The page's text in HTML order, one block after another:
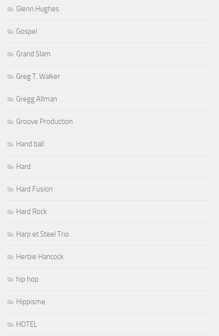
Glenn Hughes
Gospel
Grand Slam
Greg T. Walker
Gregg Allman
Groove Production
Hand ball
Hard
Hard Fusion
Hard Rock
Harp et Steel Trio
Herbie Hancock
hip hop
Hippisme
HOTEL